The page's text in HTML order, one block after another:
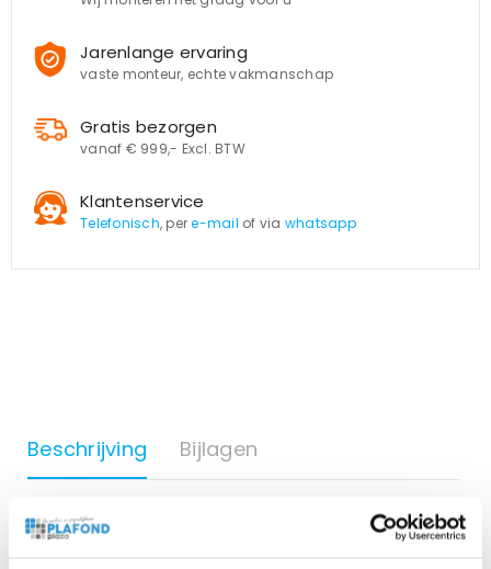
Jarenlange ervaring
vaste monteur, echte vakmanschap
Gratis bezorgen
vanaf € 999,- Excl. BTW
Klantenservice
Telefonisch, pere-mail of via whatsapp
Beschrijving Bijlagen
25 wolkenpanelen van wit aluminium.
De frames passen in een standaard systeemplafond met